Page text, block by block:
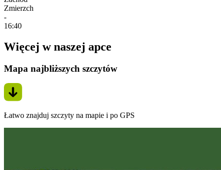
Zmierzch
-
16:40
Więcej w naszej apce
Mapa najbliższych szczytów
Łatwo znajduj szczyty na mapie i po GPS